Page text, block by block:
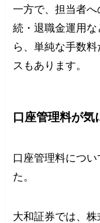
一方で、担当者
続・退職金運用
ら、単純な手数
スもあります。
口座管理料が気
口座管理料につ
た。
大和証券では、